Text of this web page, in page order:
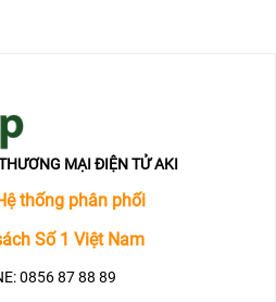
MẠI ĐIỆN TỬ AKI
thống phân phối
Số 1 Việt Nam
0856 87 88 89